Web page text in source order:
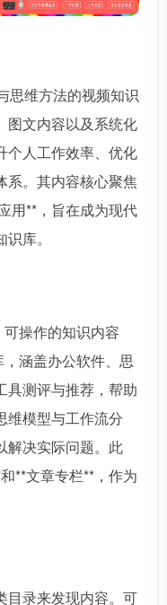
思维方法的视频知识
图文内容以及系统化
个人工作效率、优化
系。其内容核心聚焦
用**，旨在成为现代
库。
操作的知识内容
涵盖办公软件、思
具测评与推荐，帮助
维模型与工作流分
解决实际问题。此
**文章专栏**，作为
目录来发现内容。可